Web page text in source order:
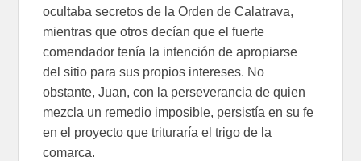
ocultaba secretos de la Orden de Calatrava,
mientras que otros decían que el fuerte
comendador tenía la intención de apropiarse
del sitio para sus propios intereses. No
obstante, Juan, con la perseverancia de quien
mezcla un remedio imposible, persistía en su fe
en el proyecto que trituraría el trigo de la
comarca.